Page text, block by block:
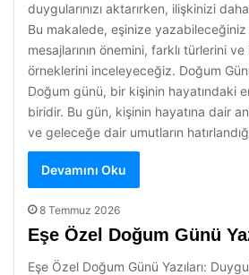
duygularınızı aktarırken, ilişkinizi
Bu makalede, eşinize
mesajlarının önemini, farklı türlerini
örneklerini inceleyeceğiz. Doğum
Doğum günü, bir kişinin hayatındaki
biridir. Bu gün, kişinin hayatına dair
ve geleceğe dair umutların
Devamını Oku
8 Temmuz 2026
Eşe Özel Doğum Günü
Eşe Özel Doğum Günü Yazıları: